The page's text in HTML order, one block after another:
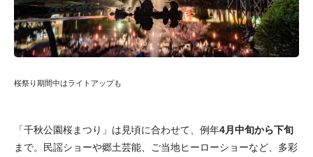
桜祭り期間中はライトアップも
「千秋公園桜まつり」は見頃に合わせて、例年4月中旬から下旬
まで。民謡ショーや郷土芸能、ご当地ヒーローショーなど、多彩